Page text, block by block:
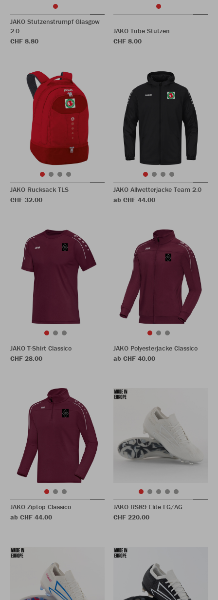
JAKO Stutzenstrumpf Glasgow
2.0
CHF 8.80
JAKO Tube Stutzen
CHF 8.00
JAKO Rucksack TLS
CHF 32.00
JAKO Allwetterjacke Team 2.0
ab CHF 44.00
JAKO T-Shirt Classico
CHF 28.00
JAKO Polyesterjacke Classico
ab CHF 40.00
JAKO Ziptop Classico
ab CHF 44.00
JAKO RS89 Elite FG/AG
CHF 220.00